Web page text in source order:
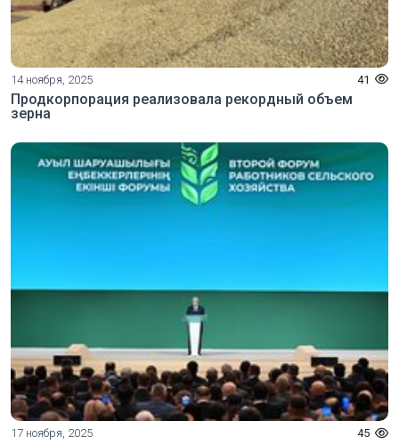
14 ноября, 2025 41
Продкорпорация реализовала рекордный объем
зерна
17 ноября, 2025 45